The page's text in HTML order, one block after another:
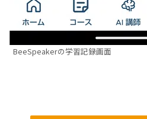
BeeSpeakerの学習記録画面